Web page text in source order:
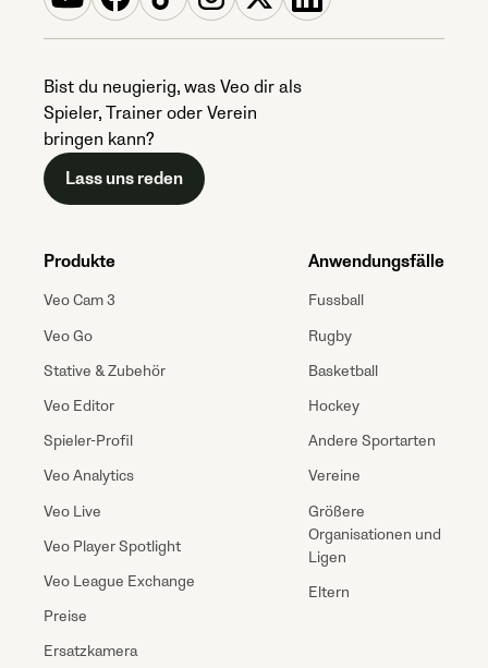
Bist du neugierig, was Veo dir als
Spieler, Trainer oder Verein
bringen kann?
Lass uns reden
Produkte
Veo Cam 3
Veo Go
Stative & Zubehör
Veo Editor
Spieler-Profil
Veo Analytics
Veo Live
Veo Player Spotlight
Veo League Exchange
Preise
Ersatzkamera
Anwendungsfälle
Fussball
Rugby
Basketball
Hockey
Andere Sportarten
Vereine
Größere
Organisationen und
Ligen
Eltern